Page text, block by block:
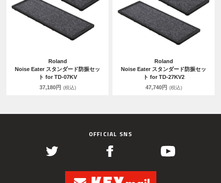
Roland
Noise Eater スタンダード防振セッ
ト for TD-07KV
37,180円 (税込)
Roland
Noise Eater スタンダード防振セッ
ト for TD-27KV2
47,740円 (税込)
OFFICIAL SNS